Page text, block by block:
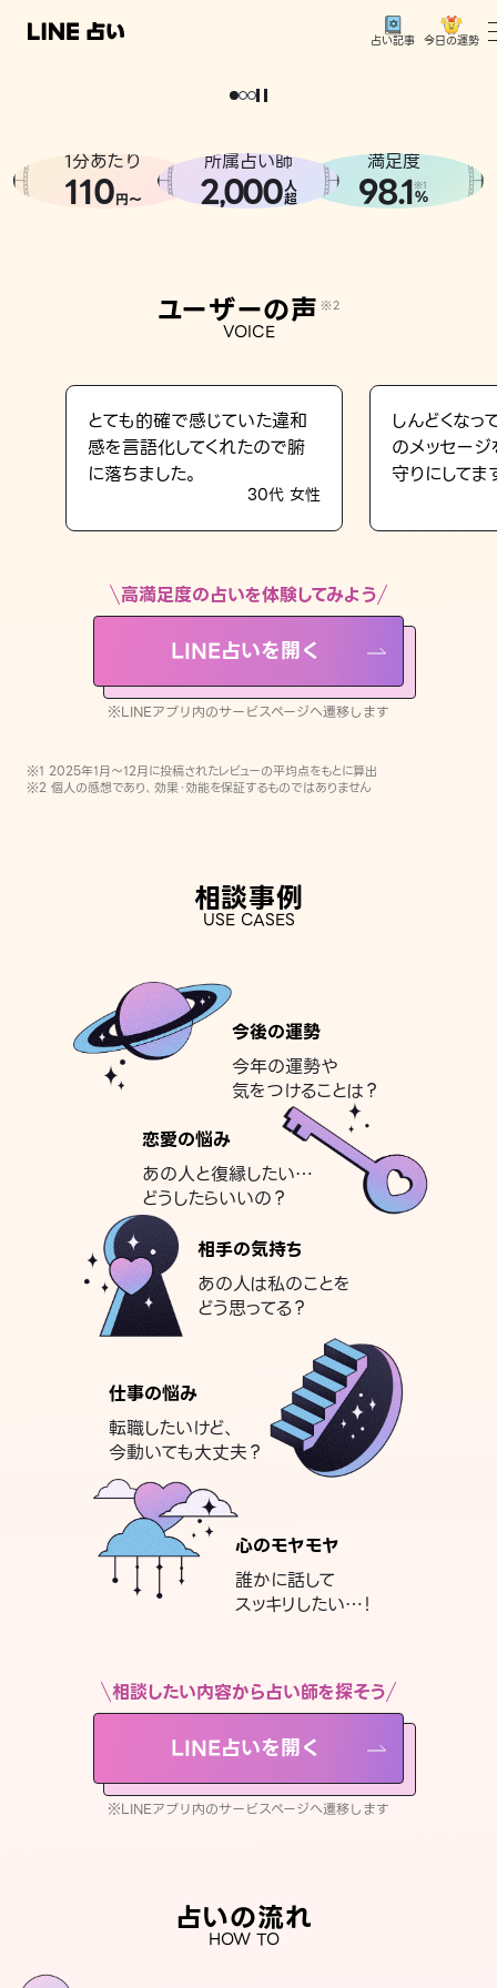
占い記事 今日の運勢
相談事例
LINE占いを開く
※LINEアプリ内のサービスページへ遷移します
どうせなら
。
1分あたり
110円〜
所属占い師
2,000人
超
満足度
98.1※1
%
ユーザーの声 ※2
VOICE
とても的確で感じていた違和
感を言語化してくれたので腑
に落ちました。
30代 女性
しんどくなっ
のメッセー
守りにしてま
高満足度の占いを体験してみよう
LINE占いを開く
※LINEアプリ内のサービスページへ遷移します
※1 2025年1月〜12月に投稿されたレビューの平均点をもとに算出
※2 個人の感想であり、効果・効能を保証するものではありません
相談事例
USE CASES
今後の運勢
今年の運勢や
気をつけることは？
恋愛の悩み
あの人と復縁したい…
どうしたらいいの？
相手の気持ち
あの人は私のことを
どう思ってる？
仕事の悩み
転職したいけど、
今動いても大丈夫？
心のモヤモヤ
誰かに話して
スッキリしたい…！
相談したい内容から占い師を探そう
LINE占いを開く
※LINEアプリ内のサービスページへ遷移します
占いの流れ
HOW TO